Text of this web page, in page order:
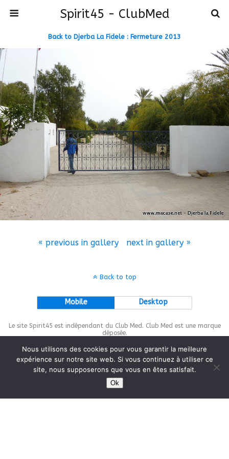
Spirit45 - ClubMed
Back to Djerba La Fidele : Fermeture 2013
« previous in gallery next in gallery »
Back to top
Mobile Desktop
Le site Spirit45 est indépendant du Club Med. Club Med est une marque
déposée.
This site is protected bywp-copyrightpro.com
Nous utilisons des cookies pour vous garantir la meilleure
expérience sur notre site web. Si vous continuez à utiliser ce
site, nous supposerons que vous en êtes satisfait.
Ok